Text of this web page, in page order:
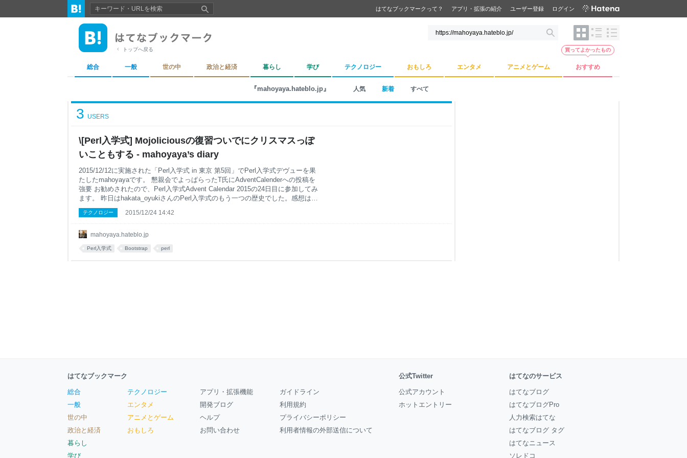
はてなブックマークって？ アプリ・拡張の紹介 ユーザー登録 ログイン
トップへ戻る
総合 一般 世の中 政治と経済 暮らし 学び テクノロジー おもしろ エンタメ アニメとゲーム おすすめ
買ってよかったもの
『mahoyaya.hateblo.jp』 人気 新着 すべて
\[Perl入学式] Mojoliciousの復習ついでにクリスマスっぽ
いこともする - mahoyaya’s diary
3 USERS
mahoyaya.hateblo.jp
2015/12/12に実施された「Perl入学式 in 東京 第5回」でPerl入学式デヴューを果
たしたmahoyayaです。 懇親会でよっぱらったT氏にAdventCalenderへの投稿を
強要 お勧めされたので、Perl入学式Advent Calendar 2015の24日目に参加してみ
ます。 昨日はhakata_oyukiさんのPerl入学式のもう一つの歴史でした。感想は人
それぞれだと思いますが、自分はこの投稿を読んで震えました。 自分もPerl入学
式をきっかけに色々なものへ貢献していきたいと強く思いました。 っていうか、
記事はPerl入学式で教材として利用されているMojoliciousを利用したwebアプリ
開発の学習をちょびっとだけ延長した内容です。 Perl入学式のwebアプリ開発
テクノロジー 2015/12/24 14:42
Perl入学式 Bootstrap perl
はてなブックマーク
総合
一般
世の中
政治と経済
暮らし
学び
テクノロジー
エンタメ
アニメとゲーム
おもしろ
アプリ・拡張機能
開発ブログ
ヘルプ
お問い合わせ
ガイドライン
利用規約
プライバシーポリシー
利用者情報の外部送信について
公式Twitter
公式アカウント
ホットエントリー
はてなのサービス
はてなブログ
はてなブログPro
人力検索はてな
はてなブログ タグ
はてなニュース
ソレドコ